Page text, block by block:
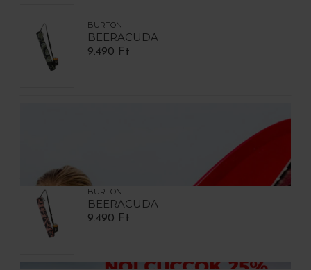
BURTON
BEERACUDA
9.490 Ft
BURTON
BEERACUDA
9.490 Ft